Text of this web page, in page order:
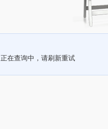
正在查询中，请刷新重试